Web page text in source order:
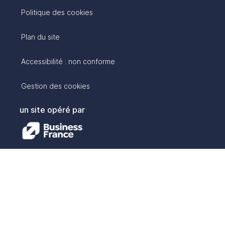
Politique des cookies
Plan du site
Accessibilité : non conforme
Gestion des cookies
un site opéré par
avec :